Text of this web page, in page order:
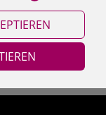
7